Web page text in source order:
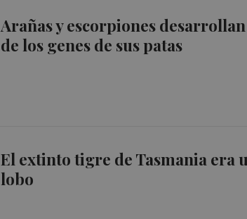
Arañas y escorpiones
de los genes de sus patas
El extinto tigre de Tasmania era
lobo